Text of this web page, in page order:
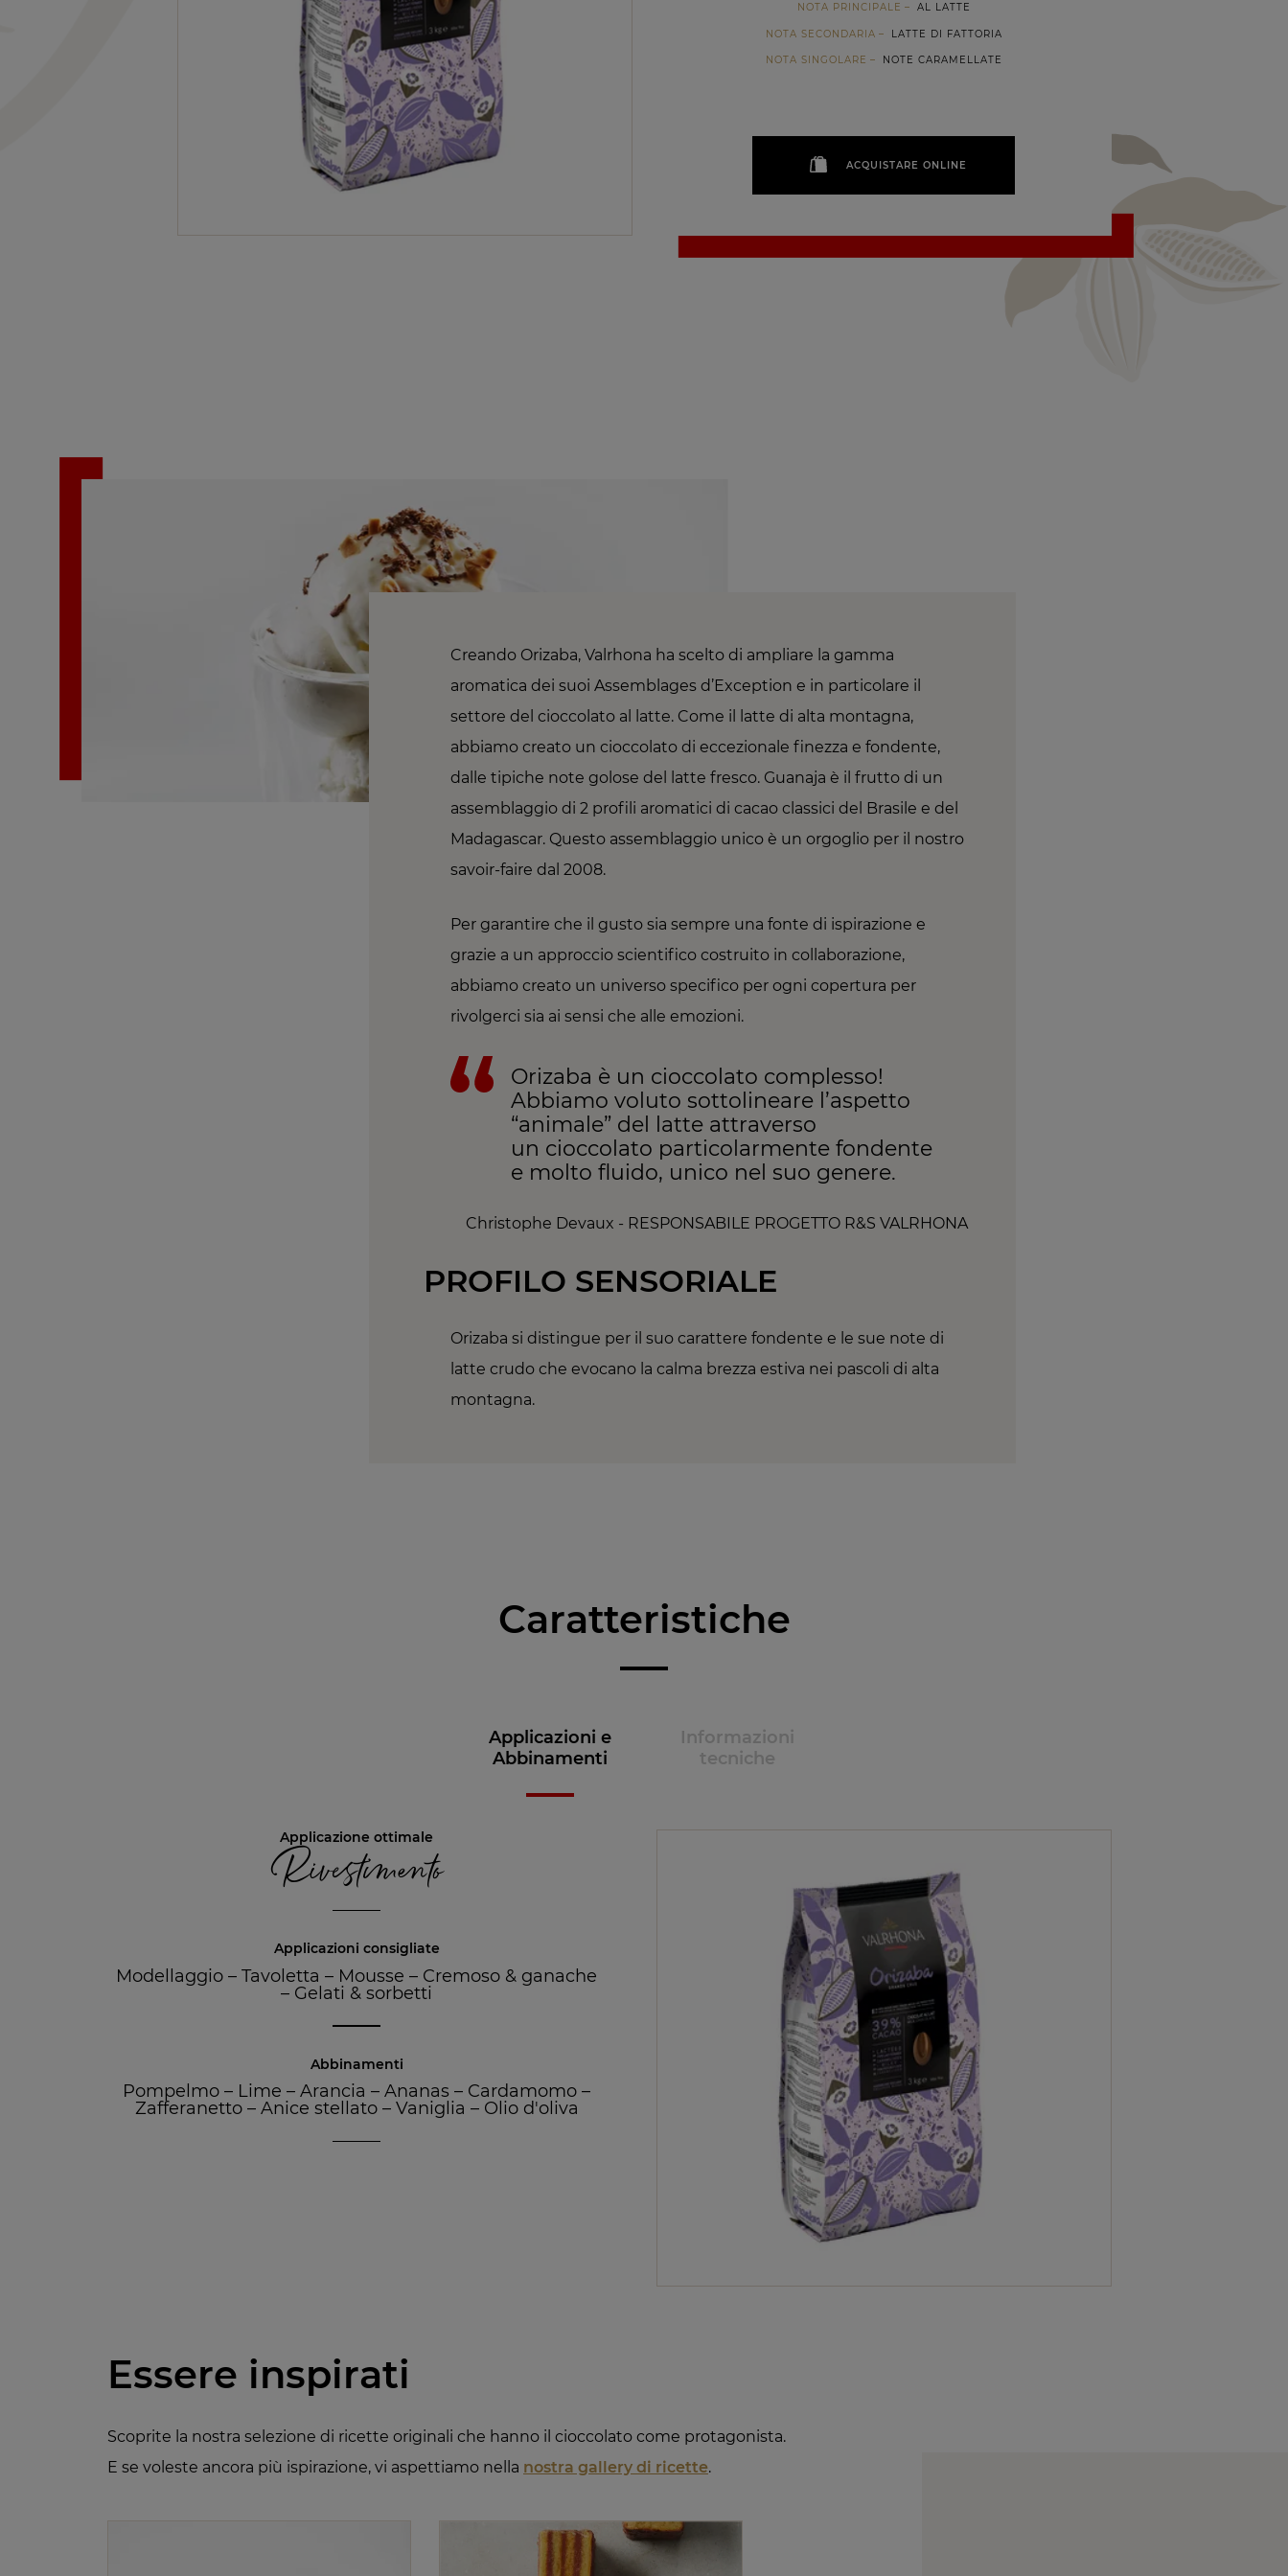
NOTA PRINCIPALE AL LATTE
NOTA SECONDARIA LATTE DI FATTORIA
NOTA SINGOLARE NOTE CARAMELLATE
ACQUISTARE ONLINE
Creando Orizaba, Valrhona ha scelto di ampliare la gamma
aromatica dei suoi Assemblages d’Exception e in particolare il
settore del cioccolato al latte. Come il latte di alta montagna,
abbiamo creato un cioccolato di eccezionale finezza e fondente,
dalle tipiche note golose del latte fresco. Guanaja è il frutto di un
assemblaggio di 2 profili aromatici di cacao classici del Brasile e del
Madagascar. Questo assemblaggio unico è un orgoglio per il nostro
savoir-faire dal 2008.
Per garantire che il gusto sia sempre una fonte di ispirazione e
grazie a un approccio scientifico costruito in collaborazione,
abbiamo creato un universo specifico per ogni copertura per
rivolgerci sia ai sensi che alle emozioni.
Orizaba è un cioccolato complesso!
Abbiamo voluto sottolineare l’aspetto
“animale” del latte attraverso
un cioccolato particolarmente fondente
e molto fluido, unico nel suo genere.
Christophe Devaux - RESPONSABILE PROGETTO R&S VALRHONA
PROFILO SENSORIALE
Orizaba si distingue per il suo carattere fondente e le sue note di
latte crudo che evocano la calma brezza estiva nei pascoli di alta
montagna.
Caratteristiche
Applicazioni e
Abbinamenti
Informazioni
tecniche
Applicazione ottimale
Rivestimento
Applicazioni consigliate
Modellaggio – Tavoletta – Mousse – Cremoso & ganache
– Gelati & sorbetti
Abbinamenti
Pompelmo – Lime – Arancia – Ananas – Cardamomo –
Zafferanetto– Anice stellato– Vaniglia – Olio d'oliva
Essere inspirati
Scoprite la nostra selezione di ricette originali che hanno il cioccolato come protagonista.
E se voleste ancora più ispirazione, vi aspettiamo nella nostra gallery di ricette.